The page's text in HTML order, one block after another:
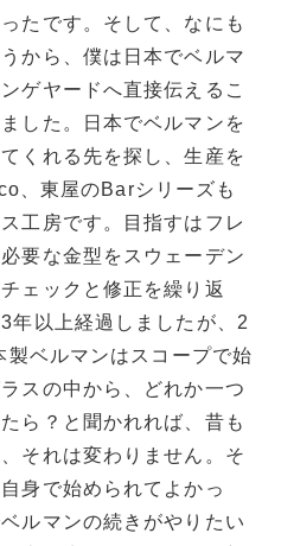
たです。そして、なにも
から、僕は日本でベルマ
ゲヤードへ直接伝えるこ
した。日本でベルマンを
くれる先を探し、生産を
、東屋のBarシリーズも
工房です。目指すはフレ
要な金型をスウェーデン
ェックと修正を繰り返
年以上経過しましたが、2
ベルマンはスコープで始
スの中から、どれか一つ
ら？と聞かれれば、昔も
それは変わりません。そ
身で始められてよかっ
ルマンの続きがやりたい